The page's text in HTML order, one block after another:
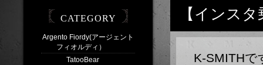
CATEGORY
Argento Fiordy(アージェント
フィオルディ）
TatooBear
【インス
K-SMITH